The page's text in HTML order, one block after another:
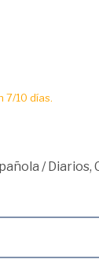
7/10 días.
/Diarios,